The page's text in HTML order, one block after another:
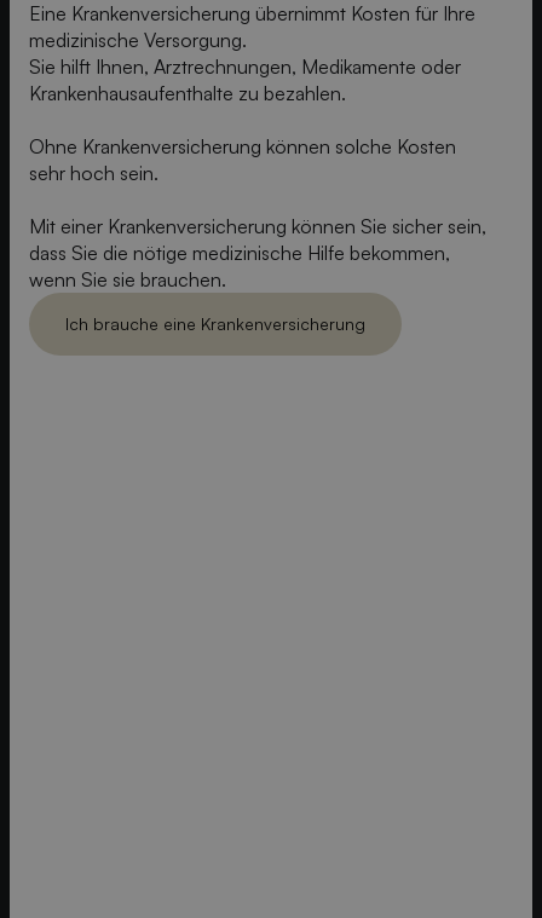
Eine Krankenversicherung übernimmt Kosten für Ihre
medizinische Versorgung.
Sie hilft Ihnen, Arztrechnungen, Medikamente oder
Krankenhausaufenthalte zu bezahlen.
Ohne Krankenversicherung können solche Kosten
sehr hoch sein.
Mit einer Krankenversicherung können Sie sicher sein,
dass Sie die nötige medizinische Hilfe bekommen,
wenn Sie sie brauchen.
Ich brauche eine Krankenversicherung
Ich brauch eine Krankenversicherung